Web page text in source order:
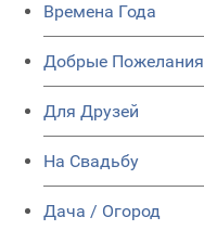
Времена Года
Добрые Пожелания
Для Друзей
На Свадьбу
Дача / Огород